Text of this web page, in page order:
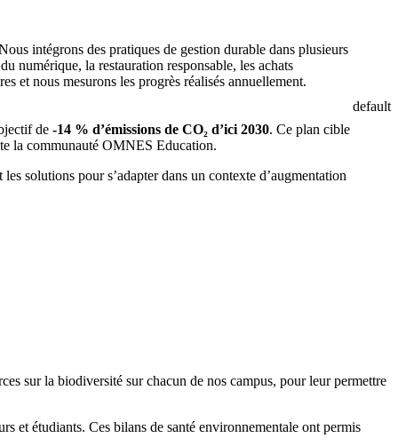
intégrons des pratiques de gestion durable dans plusieurs
numérique, la restauration responsable, les achats
et nous mesurons les progrès réalisés annuellement.
de -14 % d’émissions de CO₂ d’ici 2030. Ce plan cible
la communauté OMNES Education.
solutions pour s’adapter dans un contexte d’augmentation
default
sur la biodiversité sur chacun de nos campus, pour leur permettre
et étudiants. Ces bilans de santé environnementale ont permis